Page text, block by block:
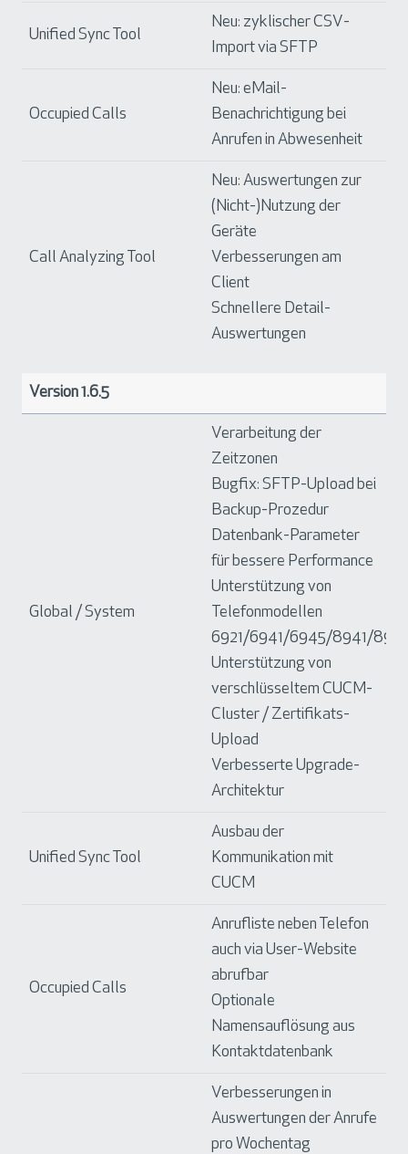
Unified Sync Tool
Neu: zyklischer CSV-
Import via SFTP
Occupied Calls
Neu: eMail-
Benachrichtigung bei
Anrufen in Abwesenheit
Call Analyzing Tool
Neu: Auswertungen zur
(Nicht-)Nutzung der
Geräte
Verbesserungen am
Client
Schnellere Detail-
Auswertungen
Version 1.6.5
Global / System
Verarbeitung der
Zeitzonen
Bugfix: SFTP-Upload bei
Backup-Prozedur
Datenbank-Parameter
für bessere Performance
Unterstützung von
Telefonmodellen
6921/6941/6945/8941/
Unterstützung von
verschlüsseltem CUCM-
Cluster / Zertifikats-
Upload
Verbesserte Upgrade-
Architektur
Unified Sync Tool
Ausbau der
Kommunikation mit
CUCM
Occupied Calls
Anrufliste neben Telefon
auch via User-Website
abrufbar
Optionale
Namensauflösung aus
Kontaktdatenbank
Verbesserungen in
Auswertungen der Anrufe
pro Wochentag